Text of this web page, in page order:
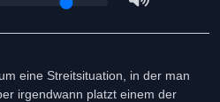
eine Streitsituation, in der man
irgendwann platzt einem der